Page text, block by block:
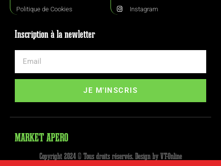
Politique de Cookies
Instagram
Inscription à la newletter
JE M'INSCRIS
MARKET APERO
Copyright 2024 © Tous droits réservés. Design by VT-Online